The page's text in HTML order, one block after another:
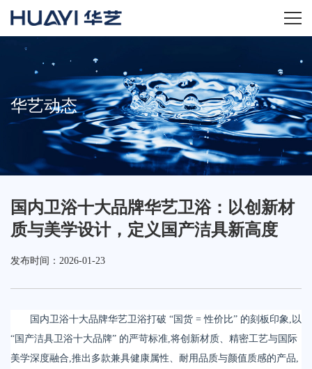
关于华艺
华艺产品
新闻资讯
招商加盟
荣誉体系
联系我们
华艺动态
国内卫浴十大品牌华艺卫浴：以创新材
质与美学设计，定义国产洁具新高度
发布时间：2026-01-23
国内卫浴十大品牌华艺卫浴打破 “国货 = 性价比” 的刻板印象,以
“国产洁具卫浴十大品牌” 的严苛标准,将创新材质、精密工艺与国际
美学深度融合,推出多款兼具健康属性、耐用品质与颜值质感的产品,